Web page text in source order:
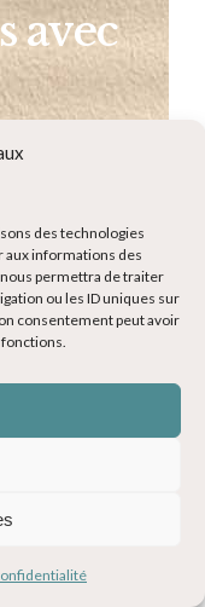
des technologies
aux informations des
permettra de traiter
ou les ID uniques sur
consentement peut avoir
avec
!
de spams,